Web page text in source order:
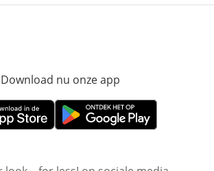
Download nu onze app
nieuw vensterOpent in nieuw venster